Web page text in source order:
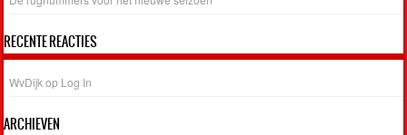
RECENTE REACTIES
WvDijk op Log In
ARCHIEVEN